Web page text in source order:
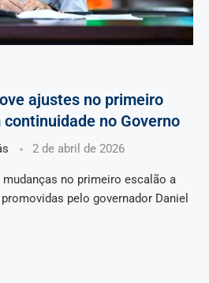
ajustes no primeiro
no Governo
2 de abril de 2026
mudanças no primeiro escalão a
pelo governador Daniel